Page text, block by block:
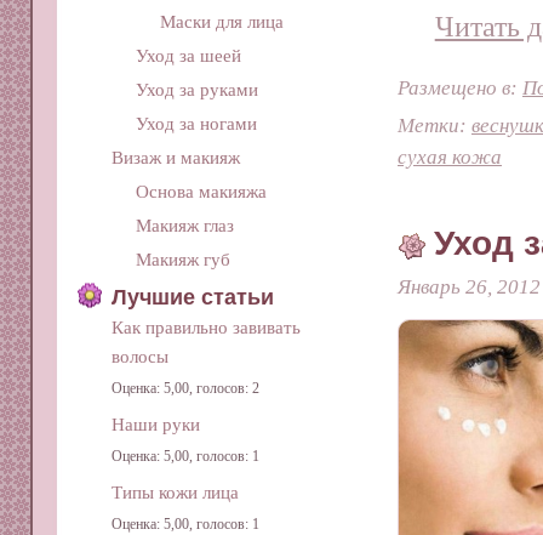
Читать
Размещено в:
Метки:
сухая кожа
Уход
Январь 26, 2012
Маски для лица
Уход за шеей
Уход за руками
Уход за ногами
Визаж и макияж
Основа макияжа
Макияж глаз
Макияж губ
Лучшие статьи
Как правильно завивать
волосы
Оценка: 5,00, голосов: 2
Наши руки
Оценка: 5,00, голосов: 1
Типы кожи лица
Оценка: 5,00, голосов: 1